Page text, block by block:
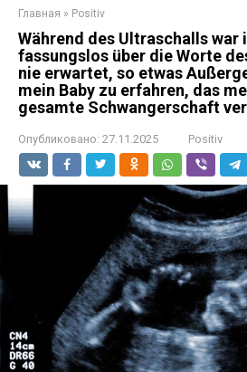
Главная » Positiv
Während des Ultraschalls war
fassungslos über die Worte
nie erwartet, so etwas
mein Baby zu erfahren, das
gesamte Schwangerschaft
Опубликовано: 27.11.2025 Positiv